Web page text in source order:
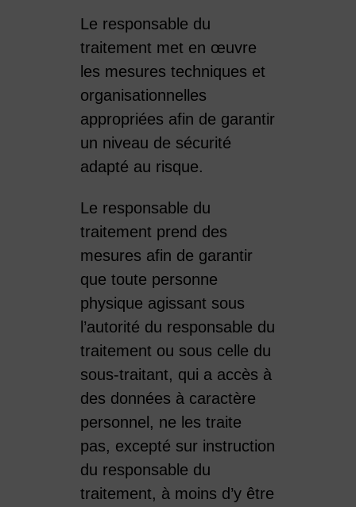
Le responsable du
traitement met en œuvre
les mesures techniques et
organisationnelles
appropriées afin de garantir
un niveau de sécurité
adapté au risque.
Le responsable du
traitement prend des
mesures afin de garantir
que toute personne
physique agissant sous
l’autorité du responsable du
traitement ou sous celle du
sous-traitant, qui a accès à
des données à caractère
personnel, ne les traite
pas, excepté sur instruction
du responsable du
traitement, à moins d’y être